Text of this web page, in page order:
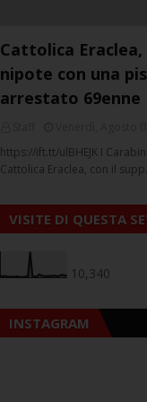
Cattolica Eraclea,
nipote con una
arrestato 69enne
https://ift.tt/ulBHEJK I
Cattolica Eraclea, con il supp…
VISITE DI QUESTA
10,340
INSTAGRAM